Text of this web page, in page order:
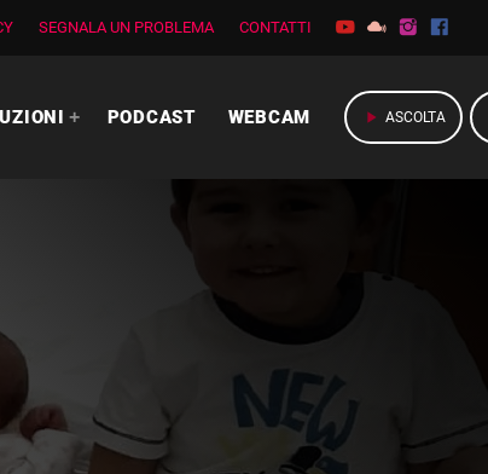
SEGNALA UN PROBLEMA CONTATTI
PODCAST WEBCAM play_arrow ASCOLTA